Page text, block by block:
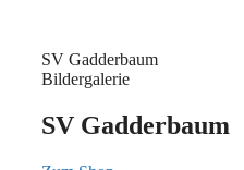
SV Gadderbaum
Bildergalerie
SV Gadderbaum